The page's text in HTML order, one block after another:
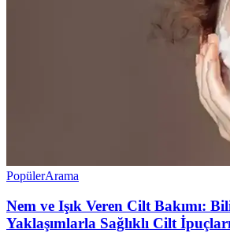
PopülerArama
Nem ve Işık Veren Cilt Bakımı:
Yaklaşımlarla Sağlıklı Cilt